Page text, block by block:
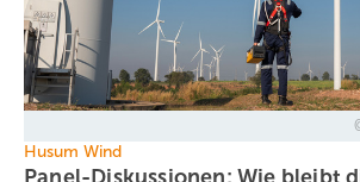
Husum Wind
Panel-Diskussionen: Wie bleibt